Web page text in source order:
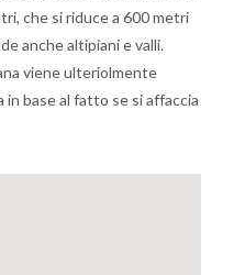
che si riduce a 600 metri
anche altipiani e valli.
viene ulteriolmente
base al fatto se si affaccia